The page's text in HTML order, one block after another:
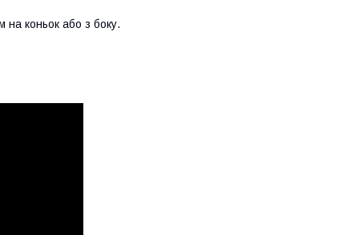
на коньок або з боку.